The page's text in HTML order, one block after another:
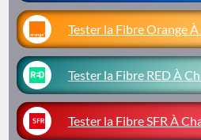
Tester la Fibre Orange
Tester la Fibre RED À
Tester la Fibre SFR À